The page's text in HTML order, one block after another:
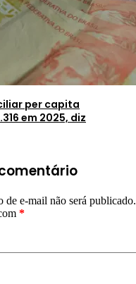
per capita
em 2025, diz
de e-mail não será publicado.
*